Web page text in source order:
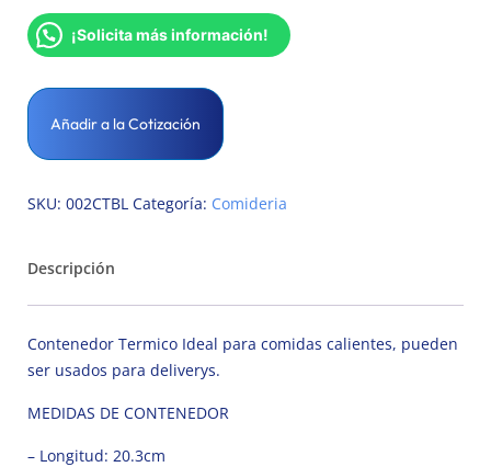
¡Solicita más información!
Añadir a la Cotización
SKU: 002CTBL Categoría: Comideria
Descripción
Contenedor Termico Ideal para comidas calientes, pueden
ser usados para deliverys.
MEDIDAS DE CONTENEDOR
– Longitud: 20.3cm